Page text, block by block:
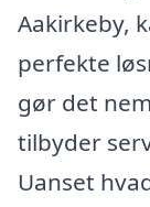
Aakirkeby,
perfekte
gør det
tilbyder
Uanset